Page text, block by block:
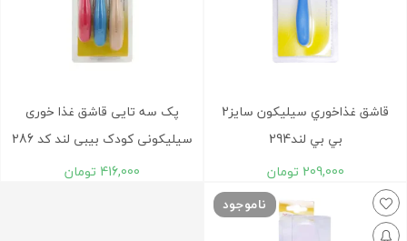
قاشق غذاخوري سيليکون سايز2
بي بي لند294
209,000 تومان
پک سه تایی قاشق غذا خوری
سیلیکونی کودک بیبی لند کد 286
416,000 تومان
ناموجود